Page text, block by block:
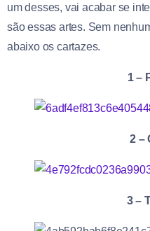
um desses, vai acabar se
são essas artes. Sem
abaixo os cartazes.
1 –
2 –
3 –